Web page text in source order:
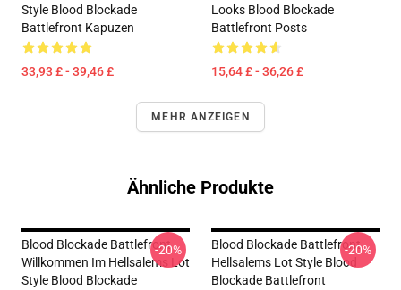
Style Blood Blockade
Battlefront Kapuzen
33,93 £ - 39,46 £
Looks Blood Blockade
Battlefront Posts
15,64 £ - 36,26 £
MEHR ANZEIGEN
Ähnliche Produkte
Blood Blockade Battlefront
Willkommen Im Hellsalems Lot
Style Blood Blockade
-20%
Blood Blockade Battlefront
Hellsalems Lot Style Blood
Blockade Battlefront
-20%